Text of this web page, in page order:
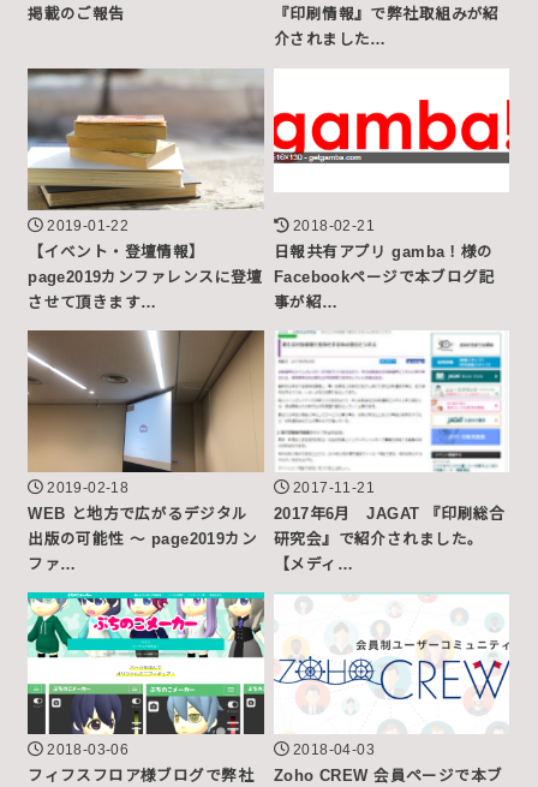
掲載のご報告
『印刷情報』で弊社取組みが紹
介されました…
2019-01-22
【イベント・登壇情報】
page2019カンファレンスに登壇
させて頂きます…
2018-02-21
日報共有アプリ gamba！様の
Facebookページで本ブログ記
事が紹…
2019-02-18
WEB と地方で広がるデジタル
出版の可能性 ～ page2019カン
ファ…
2017-11-21
2017年6月 JAGAT 『印刷総合
研究会』で紹介されました。
【メディ…
2018-03-06
フィフスフロア様ブログで弊社
2018-04-03
Zoho CREW 会員ページで本ブ